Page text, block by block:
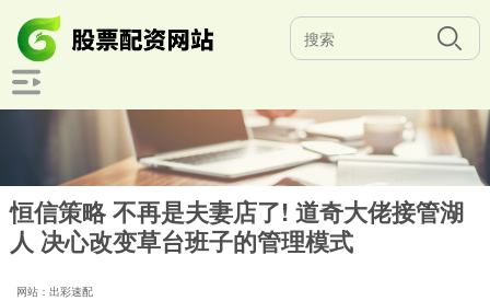
恒信策略 不再是夫妻店了! 道奇大佬接管湖
人 决心改变草台班子的管理模式
网站：出彩速配